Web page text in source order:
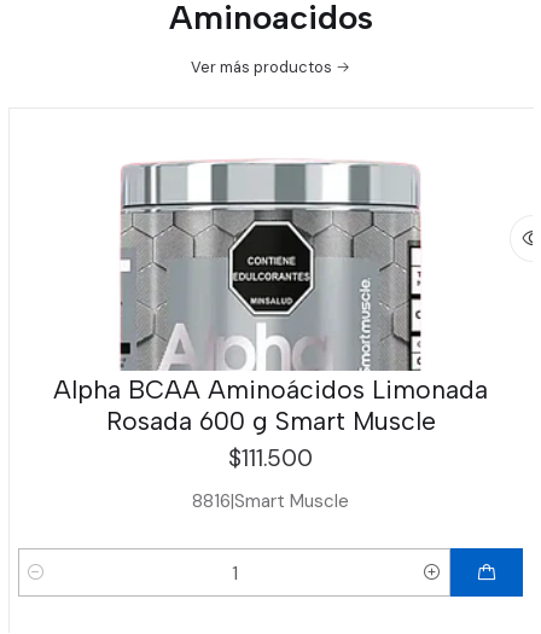
Aminoacidos
Ver más productos
Alpha BCAA Aminoácidos Limonada
Rosada 600 g Smart Muscle
$111.500
8816|Smart Muscle
Cantidad